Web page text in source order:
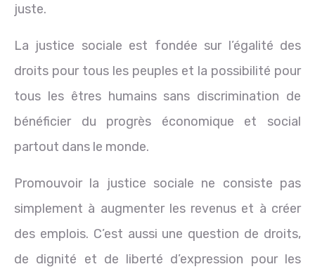
juste.
La justice sociale est fondée sur l’égalité des
droits pour tous les peuples et la possibilité pour
tous les êtres humains sans discrimination de
bénéficier du progrès économique et social
partout dans le monde.
Promouvoir la justice sociale ne consiste pas
simplement à augmenter les revenus et à créer
des emplois. C’est aussi une question de droits,
de dignité et de liberté d’expression pour les